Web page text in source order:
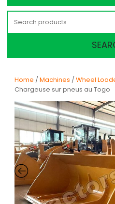
for:
Home / Machines / Wheel
Chargeuse sur pneus au Togo